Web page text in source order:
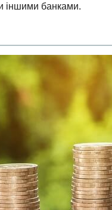
іншими банками.